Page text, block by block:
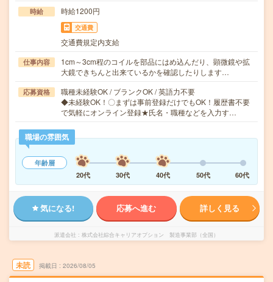
時給 時給1200円
交通費
交通費規定内支給
仕事内容
1cm～3cm程のコイルを部品にはめ込んだり、顕微鏡や拡
大鏡できちんと出来ているかを確認したりします…
応募資格
職種未経験OK / ブランクOK / 英語力不要
◆未経験OK！〇まずは事前登録だけでもOK！履歴書不要
で気軽にオンライン登録★氏名・職種などを入力す…
職場の雰囲気
年齢層
20代
30代 40代 50代 60代
気になる! 応募へ進む 詳しく見る
派遣会社 株式会社綜合キャリアオプション 製造事業部（全国）
未読 掲載日 2026/08/05